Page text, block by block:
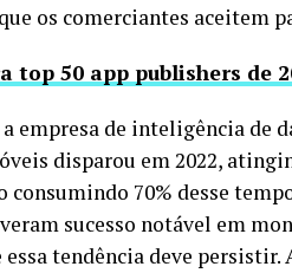
os comerciantes aceitem
top 50 app publishers de
empresa de inteligência de
disparou em 2022,
70% desse
sucesso notável em
tendência deve persistir.